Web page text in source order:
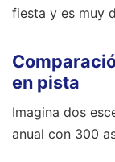
fiesta y es muy
en pista
Imagina dos
anual con 300